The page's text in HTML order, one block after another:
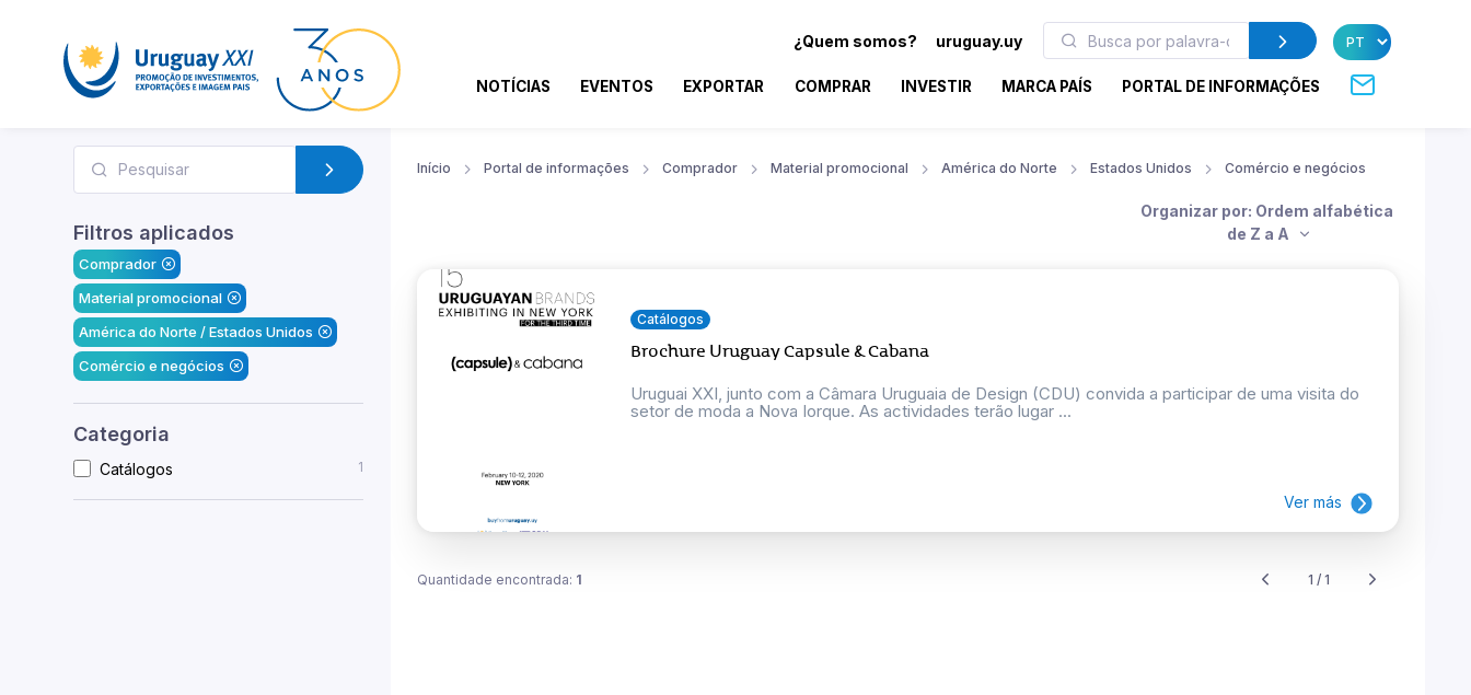
¿Quem somos? uruguay.uy
NOTÍCIAS EVENTOS EXPORTAR COMPRAR INVESTIR MARCA PAÍS PORTAL DE INFORMAÇÕES
Filtros aplicados
Comprador
Material promocional
América do Norte / Estados Unidos
Comércio e negócios
Categoria
Catálogos 1
Início Portal de informações Comprador Material promocional América do Norte Estados Unidos Comércio e negócios
Organizar por: Ordem alfabética
de Z a A
Catálogos
Brochure Uruguay Capsule & Cabana
Uruguai XXI, junto com a Câmara Uruguaia de Design (CDU) convida a participar de uma visita do
setor de moda a Nova Iorque. As actividades terão lugar ...
Ver más
Quantidade encontrada: 1 1 / 1